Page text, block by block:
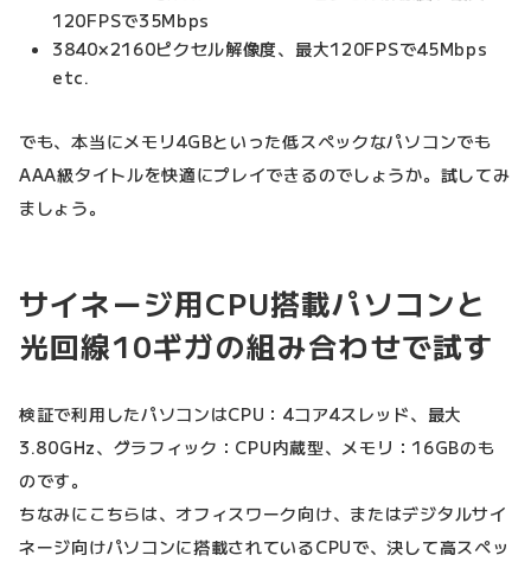
120FPSで35Mbps
3840×2160ピクセル解像度、最大120FPSで45Mbps
etc.
でも、本当にメモリ4GBといった低スペックなパソコンでも
AAA級タイトルを快適にプレイできるのでしょうか。試してみ
ましょう。
サイネージ用CPU搭載パソコンと
光回線10ギガの組み合わせで試す
検証で利用したパソコンはCPU：4コア4スレッド、最大
3.80GHz、グラフィック：CPU内蔵型、メモリ：16GBのも
のです。
ちなみにこちらは、オフィスワーク向け、またはデジタルサイ
ネージ向けパソコンに搭載されているCPUで、決して高スペッ